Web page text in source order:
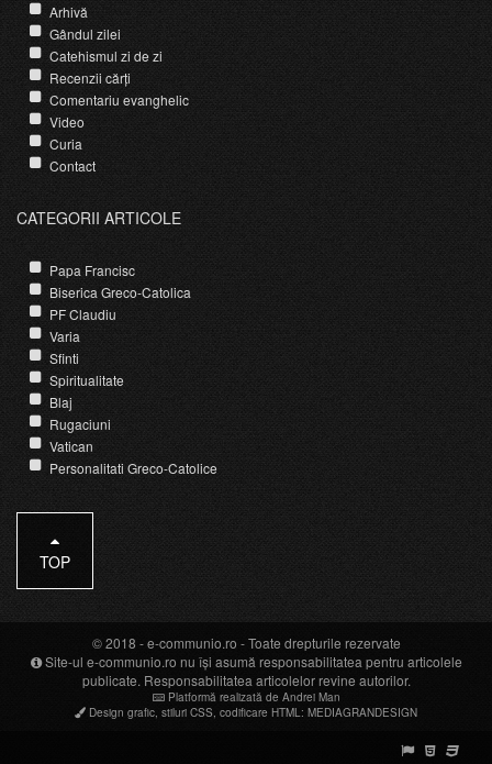
Arhivă
Gândul zilei
Catehismul zi de zi
Recenzii cărți
Comentariu evanghelic
Video
Curia
Contact
CATEGORII ARTICOLE
Papa Francisc
Biserica Greco-Catolica
PF Claudiu
Varia
Sfinti
Spiritualitate
Blaj
Rugaciuni
Vatican
Personalitati Greco-Catolice
TOP
© 2018 -e-communio.ro - Toate drepturile rezervate
Site-ul e-communio.ro nu își asumă responsabilitatea pentru articolele
publicate. Responsabilitatea articolelor revine autorilor.
Platformă realizată de Andrei Man
Design grafic stiluri CSS codificare HTML : MEDIAGRANDESIGN